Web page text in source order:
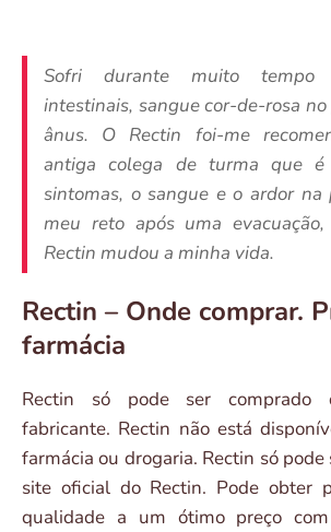
Sofri durante muito tempo
intestinais, sangue cor-de-rosa
ânus. O Rectin foi-me
antiga colega de turma que é
sintomas, o sangue e o ardor
meu reto após uma evacuação,
Rectin mudou a minha vida.
Rectin – Onde comprar.
farmácia
Rectin só pode ser comprado
fabricante. Rectin não está
farmácia ou drogaria. Rectin só
site oficial do Rectin. Pode obter
qualidade a um ótimo preço